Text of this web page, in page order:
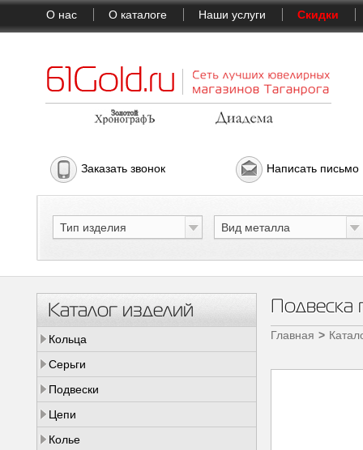
О нас О каталоге Наши услуги Скидки
Заказать звонок Написать письмо
Тип изделия Вид металла
Каталог изделий
Кольца
Серьги
Подвески
Цепи
Колье
Подвеска
Главная